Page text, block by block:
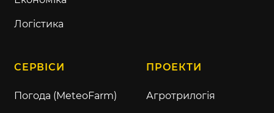
Логістика
СЕРВІСИ
Погода (MeteoFarm)
ПРОЕКТИ
Агротрилогія